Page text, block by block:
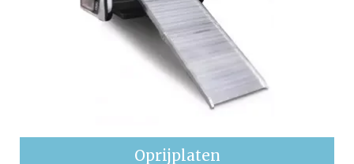
Oprijplaten